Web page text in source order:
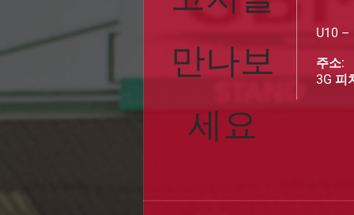
만나보
세요
U10 –
주소:
3G 피